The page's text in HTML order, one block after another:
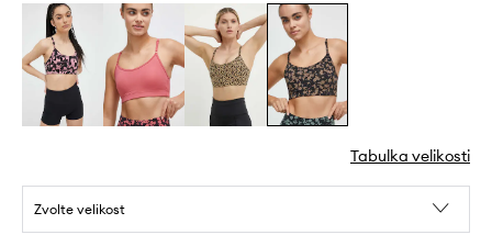
Tabulka velikosti
Zvolte velikost